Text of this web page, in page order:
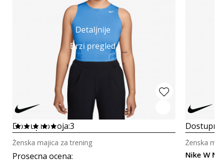
Detaljnije
Brzi pregled
Dostupno boja:3
Prosecna ocena:
Ženska majica za trening
Nike W
Ženska